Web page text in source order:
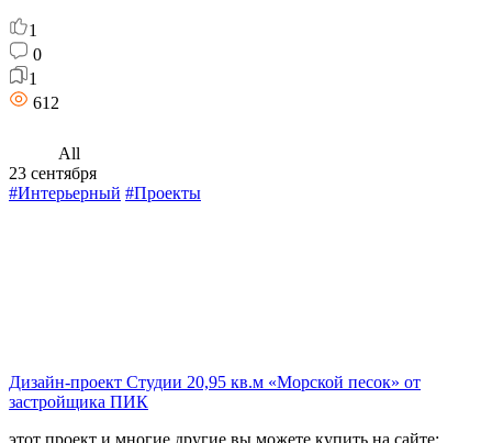
1
0
1
612
All
23 сентября
#Интерьерный #Проекты
Дизайн-проект Студии 20,95 кв.м «Морской песок» от
застройщика ПИК